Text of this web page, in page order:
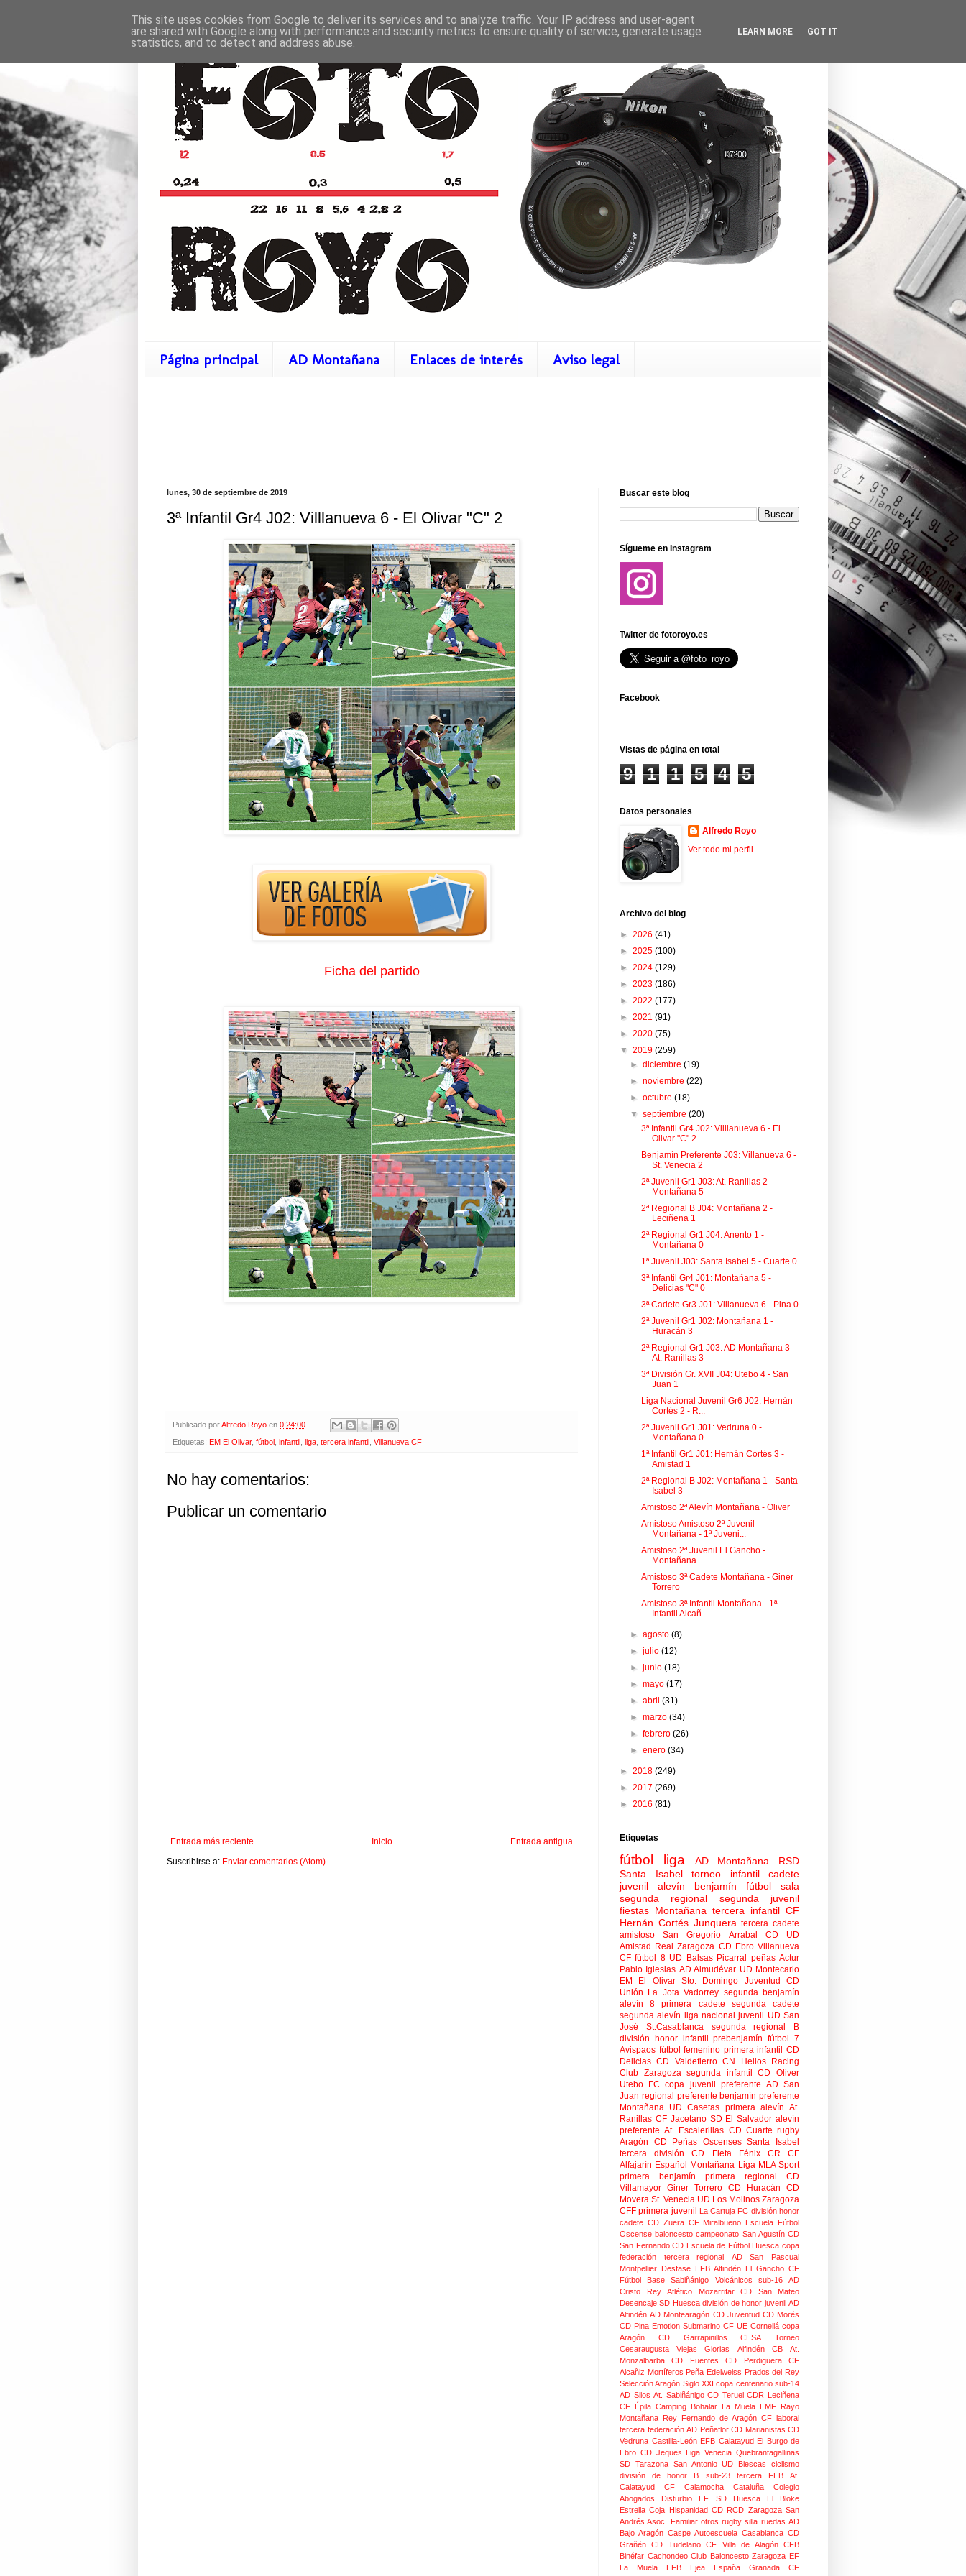
Página principal AD Montañana Enlaces de interés Aviso legal
lunes, 30 de septiembre de 2019
3ª Infantil Gr4 J02: Villlanueva 6 - El Olivar "C" 2
Ficha del partido
Publicado porAlfredo Royo en 0:24:00
Etiquetas: EM El Olivar, fútbol infantil liga tercera infantil Villanueva CF
No hay comentarios:
Publicar un comentario
Entrada más reciente Entrada antigua
Inicio
Suscribirse a: Enviar comentarios (Atom)
Buscar este blog
Sígueme en Instagram
Twitter de fotoroyo.es
Facebook
Vistas de página en total
9 1 1 5 4 5
Datos personales
Alfredo Royo
Ver todo mi perfil
Archivo del blog
► 2026 (41)
► 2025 (100)
► 2024 (129)
► 2023 (186)
► 2022 (177)
► 2021 (91)
► 2020 (75)
▼ 2019 (259)
►diciembre(19)
►noviembre(22)
►octubre(18)
▼septiembre(20)
3ª Infantil Gr4 J02: Villlanueva 6 - El
Olivar "C" 2
Benjamín Preferente J03: Villanueva 6 -
St. Venecia 2
2ª Juvenil Gr1 J03: At. Ranillas 2 -
Montañana 5
2ª Regional B J04: Montañana 2 -
Leciñena 1
2ª Regional Gr1 J04: Anento 1 -
Montañana 0
1ª Juvenil J03: Santa Isabel 5 - Cuarte 0
3ª Infantil Gr4 J01: Montañana 5 -
Delicias "C" 0
3ª Cadete Gr3 J01: Villanueva 6 - Pina 0
2ª Juvenil Gr1 J02: Montañana 1 -
Huracán 3
2ª Regional Gr1 J03: AD Montañana 3 -
At. Ranillas 3
3ª División Gr. XVII J04: Utebo 4 - San
Juan 1
Liga Nacional Juvenil Gr6 J02: Hernán
Cortés 2 - R...
2ª Juvenil Gr1 J01: Vedruna 0 -
Montañana 0
1ª Infantil Gr1 J01: Hernán Cortés 3 -
Amistad 1
2ª Regional B J02: Montañana 1 - Santa
Isabel 3
Amistoso 2ª Alevín Montañana - Oliver
Amistoso Amistoso 2ª Juvenil
Montañana - 1ª Juveni...
Amistoso 2ª Juvenil El Gancho -
Montañana
Amistoso 3ª Cadete Montañana - Giner
Torrero
Amistoso 3ª Infantil Montañana - 1ª
Infantil Alcañ...
►agosto(8)
►julio(12)
►junio(18)
►mayo(17)
►abril(31)
►marzo(34)
►febrero(26)
►enero(34)
► 2018 (249)
► 2017 (269)
► 2016 (81)
Etiquetas
fútbol liga AD Montañana
RSD
Santa Isabel
torneo infantil
cadete
juvenil
alevín benjamín
fútbol sala
segunda regional
segunda juvenil
fiestas Montañana tercera infantil CF
Hernán Cortés Junquera tercera cadete
amistoso
San Gregorio Arrabal CD
UD
Amistad
Real Zaragoza CD Ebro Villanueva
CF fútbol 8 UD Balsas Picarral peñas Actur
Pablo Iglesias AD Almudévar UD Montecarlo
EM El Olivar Sto. Domingo Juventud
CD
Unión La Jota Vadorrey segunda benjamín
alevín 8
primera cadete
segunda cadete
segunda alevín
liga nacional juvenil
UD San
José
St.Casablanca
segunda regional B
división honor infantil
prebenjamín fútbol 7
Avispaos fútbol femenino primera infantil
CD
Delicias CD Valdefierro CN Helios
Racing
Club Zaragoza segunda infantil
CD Oliver
Utebo FC copa juvenil preferente AD San
Juan regional preferente benjamín preferente
Montañana UD Casetas primera alevín At.
Ranillas CF Jacetano SD El Salvador alevín
preferente At. Escalerillas CD Cuarte rugby
Aragón
CD Peñas Oscenses Santa Isabel
tercera división
CD Fleta Fénix CR
CF
Alfajarín Español Montañana Liga MLA Sport
primera benjamín
primera regional
CD
Villamayor Giner Torrero CD Huracán
CD
Movera St. Venecia UD Los Molinos Zaragoza
CFF primera juvenil La Cartuja FC división honor
cadete CD Zuera CF Miralbueno Escuela Fútbol
Oscense baloncesto campeonato San Agustín CD
San Fernando CD Escuela de Fútbol Huesca copa
federación
tercera regional
AD San Pascual
Montpellier Desfase EFB Alfindén El Gancho CF
Fútbol Base Sabiñánigo
Volcánicos sub-16
AD
Cristo Rey
Atlético Mozarrifar
CD San Mateo
Desencaje SD Huesca división de honor juvenil AD
Alfindén AD Montearagón CD Juventud CD Morés
CD Pina Emotion Submarino CF UE Cornellá copa
Aragón
CD Garrapinillos CESA
Torneo
Cesaraugusta
Viejas Glorias Alfindén CB
At.
Monzalbarba
CD Fuentes CD Perdiguera
CF
Alcañiz Mortíferos Peña Edelweiss Prados del Rey
Selección Aragón Siglo XXI copa centenario sub-14
AD Silos At. Sabiñánigo CD Teruel CDR Leciñena
CF Épila Camping Bohalar La Muela EMF Rayo
Montañana Rey Fernando de Aragón CF laboral
tercera federación AD Peñaflor CD Marianistas CD
Vedruna Castilla-León EFB Calatayud El Burgo de
Ebro CD Jeques Liga Venecia Quebrantagallinas
SD Tarazona San Antonio UD Biescas
ciclismo
división de honor B
sub-23 tercera FEB
At.
Calatayud
CF Calamocha Cataluña
Colegio
Abogados
Disturbio EF SD Huesca
El Bloke
Estrella Coja Hispanidad CD RCD Zaragoza San
Andrés Asoc. Familiar otros rugby silla ruedas AD
Bajo Aragón Caspe Autoescuela Casablanca CD
Grañén
CD Tudelano CF Villa de Alagón
CFB
Binéfar Cachondeo Club Baloncesto Zaragoza EF
La Muela
EFB Ejea España
Granada CF
This site uses cookies from Google to deliver its services and to analyze traffic. Your IP address and user-agent
are shared with Google along with performance and security metrics to ensure quality of service, generate usage
statistics, and to detect and address abuse.
LEARN MORE GOT IT